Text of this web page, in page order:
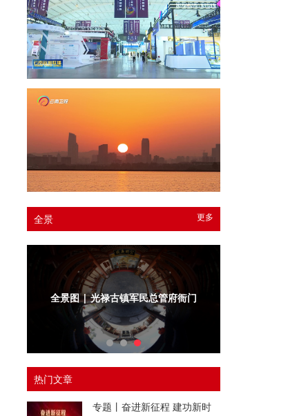
更多
全景
全景图 | 光禄古镇军民总管府
热门文章
专题丨奋进新征程 建功新时